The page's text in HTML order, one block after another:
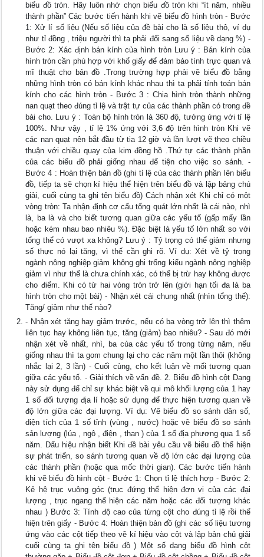
biểu đồ tròn. Hãy luôn nhớ chọn biểu đồ tròn khi “ít năm, nhiều
thành phần” Các bước tiến hành khi vẽ biểu đồ hình tròn - Bước
1: Xử lí số liệu (Nếu số liệu của đề bài cho là số liệu thô, ví dụ
như tỉ đồng , triệu người thì ta phải đổi sang số liệu về dạng %) -
Bước 2: Xác định bán kính của hình tròn Lưu ý : Bán kính của
hình tròn cần phù hợp với khổ giấy để đảm bảo tính trực quan và
mĩ thuật cho bản đồ .Trong trường hợp phải vẽ biểu đồ bằng
những hình tròn có bán kính khác nhau thì ta phải tính toán bán
kính cho các hình tròn - Bước 3 : Chia hình tròn thành những
nan quạt theo đúng tỉ lệ và trật tự của các thành phần có trong đề
bài cho. Lưu ý : Toàn bộ hình tròn là 360 độ, tướng ứng với tỉ lệ
100%. Như vậy , tỉ lệ 1% ứng với 3,6 độ trên hình tròn Khi vẽ
các nan quạt nên bắt đầu từ tia 12 giờ và lần lượt vẽ theo chiều
thuận với chiều quay của kim đồng hồ .Thứ tự các thành phần
của các biểu đồ phải giống nhau để tiện cho việc so sánh. -
Bước 4 : Hoàn thiện bản đồ (ghi tỉ lệ của các thành phần lên biểu
đồ, tiếp ta sẽ chọn kí hiệu thể hiện trên biểu đồ và lập bảng chú
giải, cuối cùng ta ghi tên biểu đồ) Cách nhận xét Khi chỉ có một
vòng tròn: Ta nhận định cơ cấu tổng quát lớn nhất là cái nào, nhì
là, ba là và cho biết tương quan giữa các yếu tố (gấp mấy lần
hoặc kém nhau bao nhiêu %). Đặc biệt là yếu tố lớn nhất so với
tổng thể có vượt xa không? Lưu ý : Tỷ trọng có thể giảm nhưng
số thực nó lại tăng, vì thế cần ghi rõ. Ví dụ: Xét về tỷ trọng
ngành nông nghiệp giảm không ghi trống kiểu ngành nông nghiệp
giảm vì như thế là chưa chính xác, có thể bị trừ hay không được
cho điểm. Khi có từ hai vòng tròn trở lên (giới hạn tối đa là ba
hình tròn cho một bài) - Nhận xét cái chung nhất (nhìn tổng thế):
Tăng/ giảm như thế nào?
- Nhận xét tăng hay giảm trước, nếu có ba vòng trở lên thì thêm
liên tục hay không liên tục, tăng (giảm) bao nhiêu? - Sau đó mới
nhận xét về nhất, nhì, ba của các yếu tố trong từng năm, nếu
giống nhau thì ta gom chung lại cho các năm một lần thôi (không
nhắc lại 2, 3 lần) - Cuối cùng, cho kết luận về mối tương quan
giữa các yếu tố. - Giải thích về vấn đề. 2. Biểu đồ hình cột Dạng
này sử dụng để chỉ sự khác biệt về qui mô khối lượng của 1 hay
1 số đối tượng địa lí hoặc sử dụng để thực hiện tương quan về
độ lớn giữa các đại lượng. Ví dụ: Vẽ biểu đồ so sánh dân số,
diện tích của 1 số tỉnh (vùng , nước) hoặc vẽ biểu đồ so sánh
sản lượng (lúa , ngô , điện , than ) của 1 số địa phương qua 1 số
năm. Dấu hiệu nhận biết Khi đề bài yêu cầu vẽ biểu đồ thể hiện
sự phát triển, so sánh tương quan về độ lớn các đại lượng của
các thành phần (hoặc qua mốc thời gian). Các bước tiến hành
khi vẽ biểu đồ hình cột - Bước 1: Chọn tỉ lệ thích hợp - Bước 2:
Kẻ hệ trục vuông góc (trục đứng thể hiện đơn vị của các đại
lượng , trục ngang thể hiện các năm hoặc các đối tượng khác
nhau ) Bước 3: Tính độ cao của từng cột cho đúng tỉ lệ rồi thể
hiện trên giấy - Bước 4: Hoàn thiện bản đồ (ghi các số liệu tương
ứng vào các cột tiếp theo vẽ kí hiệu vào cột và lập bản chú giải
cuối cùng ta ghi tên biểu đồ ) Một số dạng biểu đồ hình cột